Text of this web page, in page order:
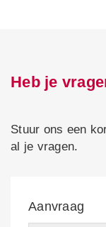
Heb je
Stuur ons een
al je vragen.
Aanvraag